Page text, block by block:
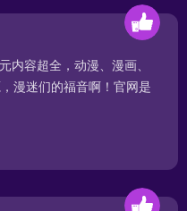
内容超全，动漫、漫画、
漫迷们的福音啊！官网是